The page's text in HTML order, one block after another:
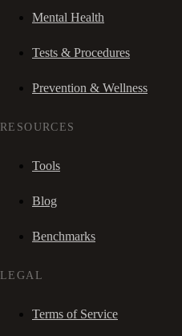
Mental Health
Tests & Procedures
Prevention & Wellness
RESOURCES
Tools
Blog
Benchmarks
LEGAL
Terms of Service